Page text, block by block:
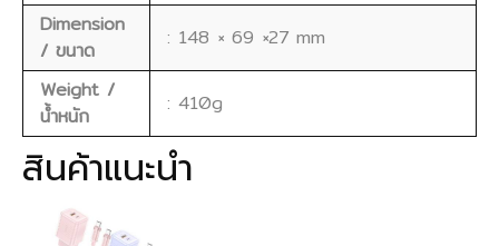
Dimension
/ ขนาด
: 148 × 69 ×27 mm
Weight /
น้ำหนัก
: 410g
สินค้าแนะนำ